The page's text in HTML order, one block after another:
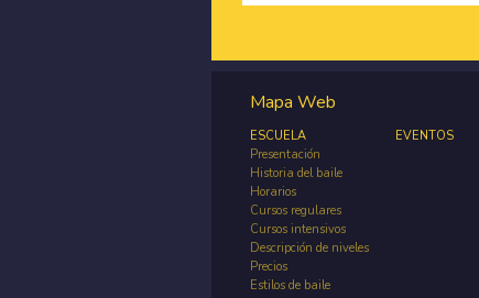
Mapa Web
ESCUELA
Presentación
Historia del baile
Horarios
Cursos regulares
Cursos intensivos
Descripción de niveles
Precios
Estilos de baile
EVENTOS